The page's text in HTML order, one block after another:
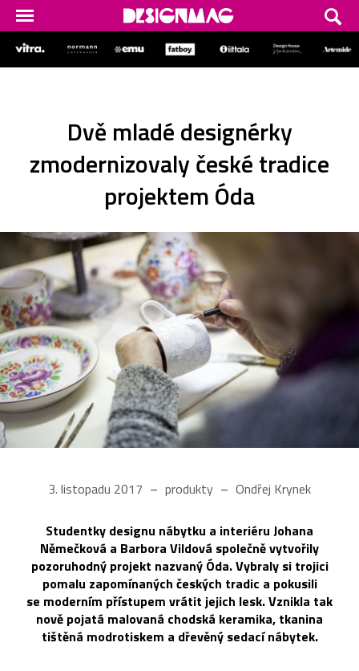
Dvě mladé designérky
zmodernizovaly české tradice
projektem Óda
3. listopadu 2017 produkty Ondřej Krynek
Studentky designu nábytku a interiéru Johana
Němečková a Barbora Vildová společně vytvořily
pozoruhodný projekt nazvaný Óda. Vybraly si trojici
pomalu zapomínaných českých tradic a pokusili
se moderním přístupem vrátit jejich lesk. Vznikla tak
nově pojatá malovaná chodská keramika, tkanina
tištěná modrotiskem a dřevěný sedací nábytek.